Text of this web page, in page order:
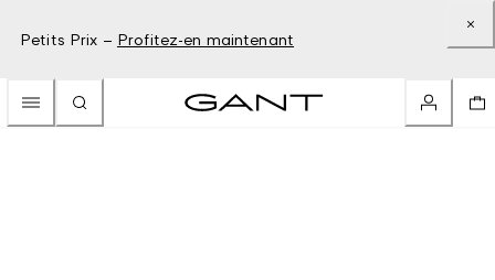
Petits Prix – Profitez-en maintenant